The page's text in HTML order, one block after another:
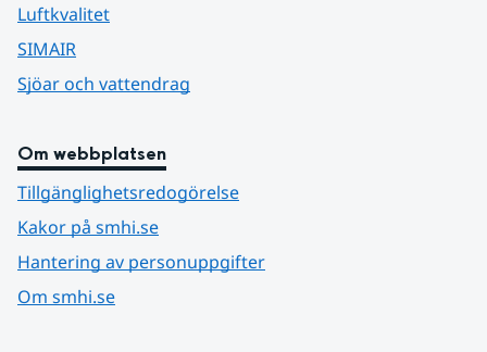
Luftkvalitet
SIMAIR
Sjöar och vattendrag
Om webbplatsen
Tillgänglighetsredogörelse
Kakor på smhi.se
Hantering av personuppgifter
Om smhi.se